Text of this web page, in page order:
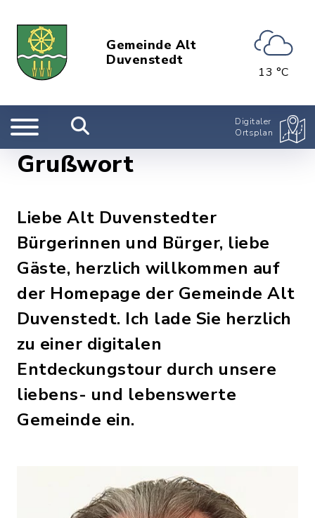
Gemeinde Alt
Duvenstedt
13 °C
Digitaler
Ortsplan
Grußwort
Liebe Alt Duvenstedter
Bürgerinnen und Bürger, liebe
Gäste, herzlich willkommen auf
der Homepage der Gemeinde Alt
Duvenstedt. Ich lade Sie herzlich
zu einer digitalen
Entdeckungstour durch unsere
liebens- und lebenswerte
Gemeinde ein.